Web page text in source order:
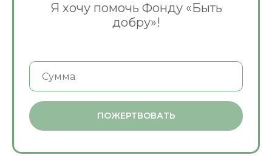
Я хочу помочь Фонду «Быть
добру»!
ПОЖЕРТВОВАТЬ